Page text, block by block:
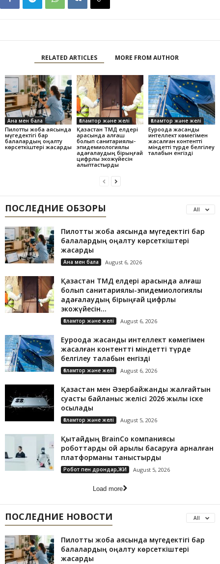
RELATED ARTICLES MORE FROM AUTHOR
Ана мен бала
Пилоттық жоба аясында
мүгедектігі бар
балалардың оңалту
көрсеткіштері жақсарды
Ғаламтор және желі
Қазақстан ТМД елдері
арасында алғаш
болып санитариялық-
эпидемиологиялық
қадағалаудың бірыңғай
цифрлық экожүйесін
қалыптастырды
Ғаламтор және желі
Еуроодақ жасанды
интеллект көмегімен
жасалған контентті
міндетті түрде белгілеу
талабын енгізді
ПОСЛЕДНИЕ ОБЗОРЫ All
Пилоттық жоба аясында мүгедектігі бар
балалардың оңалту көрсеткіштері
жақсарды
Ана мен бала August 6, 2026
Қазақстан ТМД елдері арасында алғаш
болып санитариялық-эпидемиологиялық
қадағалаудың бірыңғай цифрлық
экожүйесін...
Ғаламтор және желі August 6, 2026
Еуроодақ жасанды интеллект көмегімен
жасалған контентті міндетті түрде
белгілеу талабын енгізді
Ғаламтор және желі August 6, 2026
Қазақстан мен Әзербайжанды жалғайтын
суасты байланыс желісі 2026 жылы іске
қосылады
Ғаламтор және желі August 5, 2026
Қытайдың BrainCo компаниясы
роботтарды ой арқылы басқаруға арналған
платформаны таныстырды
Робот пен дрондар,ЖИ August 5, 2026
Load more
ПОСЛЕДНИЕ НОВОСТИ All
Пилоттық жоба аясында мүгедектігі бар
балалардың оңалту көрсеткіштері
жақсарды